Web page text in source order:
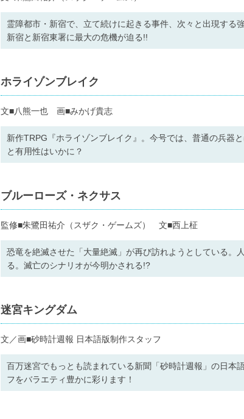
霊障都市・新宿で、立て続けに起きる事件、次々と出現す
新宿と新宿東署に最大の危機が迫る!!
ホライゾンブレイク
文■八熊一也 画■みかげ貴志
新作TRPG『ホライゾンブレイク』。今号では、普通の兵器
と有用性はいかに？
ブルーローズ・ネクサス
監修■朱鷺田祐介（スザク・ゲームズ） 文■西上柾
恐竜を絶滅させた「大量絶滅」が再び訪れようとしている。
る。滅亡のシナリオが今明かされる!?
迷宮キングダム
文／画■砂時計週報 日本語版制作スタッフ
百万迷宮でもっとも読まれている新聞「砂時計週報」の日
フをバラエティ豊かに彩ります！